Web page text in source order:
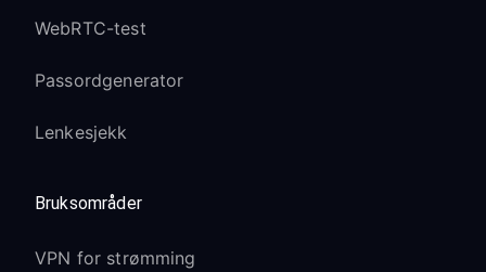
WebRTC-test
Passordgenerator
Lenkesjekk
Bruksområder
VPN for strømming